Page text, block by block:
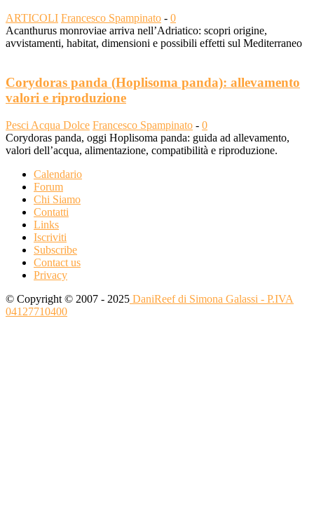
ARTICOLI Francesco Spampinato - 0
Acanthurus monroviae arriva nell’Adriatico: scopri origine,
avvistamenti, habitat, dimensioni e possibili effetti sul Mediterraneo
Corydoras panda (Hoplisoma panda): allevamento
valori e riproduzione
Pesci Acqua Dolce Francesco Spampinato - 0
Corydoras panda, oggi Hoplisoma panda: guida ad allevamento,
valori dell’acqua, alimentazione, compatibilità e riproduzione.
Calendario
Forum
Chi Siamo
Contatti
Links
Iscriviti
Subscribe
Contact us
Privacy
© Copyright © 2007 - 2025 DaniReef di Simona Galassi - P.IVA
04127710400